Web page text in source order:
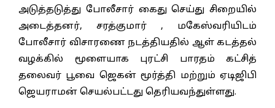
அடுத்தடுத்து போலீசார் கைது செய்து சிறையில்
அடைத்தனர், சரத்குமார் , மகேஸ்வரியிடம்
போலீசார் விசாரணை நடத்தியதில் ஆள் கடத்தல்
வழக்கில் மூளையாக புரட்சி பாரதம் கட்சித்
தலைவர் பூவை ஜெகன் மூர்த்தி மற்றும் ஏடிஜிபி
ஜெயராமன் செயல்பட்டது தெரியவந்துள்ளது.